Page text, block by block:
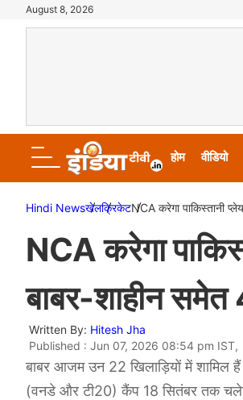
August 8, 2026
होम वीडियो
Hindi Newsखेलक्रिकेटNCA करेगा पाकिस्तानी
NCA करेगा
बाबर-शाहीन समेत
Written By: Hitesh Jha
Published : Jun 07, 2026 08:54 pm
बाबर आजम उन 22 खिलाड़ियों में शामिल
(वनडे और टी20) कैंप 18 सितंबर तक